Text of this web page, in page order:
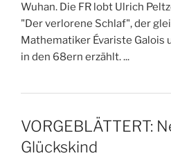
Wuhan. Die FR lobt Ulrich
"Der verlorene Schlaf", der
Mathematiker Évariste Galois
in den 68ern erzählt. ...
VORGEBLÄTTERT:
Glückskind